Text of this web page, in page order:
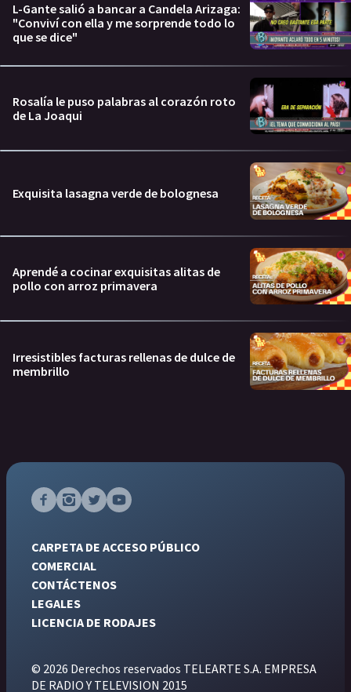
L-Gante salió a bancar a Candela Arizaga:
"Conviví con ella y me sorprende todo lo
que se dice"
Rosalía le puso palabras al corazón roto
de La Joaqui
Exquisita lasagna verde de bolognesa
Aprendé a cocinar exquisitas alitas de
pollo con arroz primavera
Irresistibles facturas rellenas de dulce de
membrillo
CARPETA DE ACCESO PÚBLICO
COMERCIAL
CONTÁCTENOS
LEGALES
LICENCIA DE RODAJES
© 2026 Derechos reservados TELEARTE S.A. EMPRESA
DE RADIO Y TELEVISION 2015